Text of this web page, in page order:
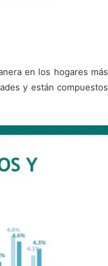
en los hogares más
y están compuestos